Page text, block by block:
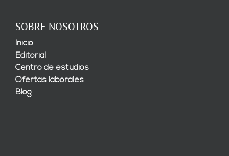
SOBRE NOSOTROS
Inicio
Editorial
Centro de estudios
Ofertas laborales
Blog